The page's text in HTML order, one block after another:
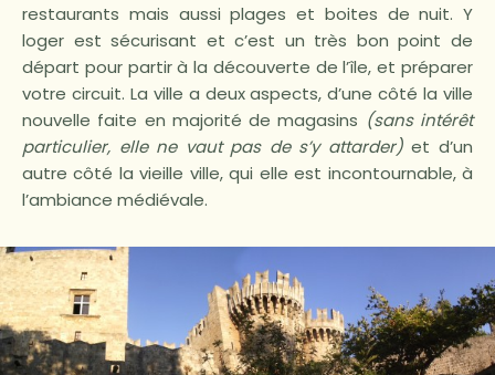
restaurants mais aussi plages et boites de nuit. Y
loger est sécurisant et c’est un très bon point de
départ pour partir à la découverte de l’île, et préparer
votre circuit. La ville a deux aspects, d’une côté la ville
nouvelle faite en majorité de magasins (sans intérêt
particulier, elle ne vaut pas de s’y attarder)et d’un
autre côté la vieille ville, qui elle est incontournable, à
l’ambiance médiévale.